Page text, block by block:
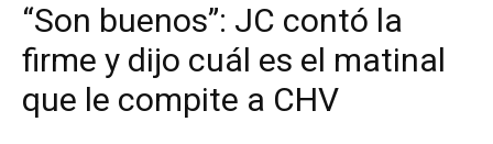
“Son buenos”: JC contó la
firme y dijo cuál es el matinal
que le compite a CHV